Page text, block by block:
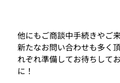
他にもご商談中手続きやご
新たなお問い合わせも多く
れぞれ準備してお待ちし
に！